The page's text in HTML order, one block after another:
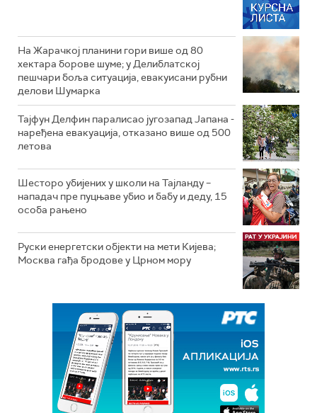
На Жарачкој планини гори више од 80
хектара борове шуме; у Делиблатској
пешчари боља ситуација, евакуисани рубни
делови Шумарка
Тајфун Делфин паралисао југозапад Јапана -
наређена евакуација, отказано више од 500
летова
Шесторо убијених у школи на Тајланду –
нападач пре пуцњаве убио и бабу и деду, 15
особа рањено
Руски енергетски објекти на мети Кијева;
Москва гађа бродове у Црном мору